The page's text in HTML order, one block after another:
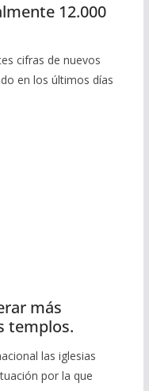
12.000
cifras de nuevos
en los últimos días
más
templos.
las iglesias
por la que